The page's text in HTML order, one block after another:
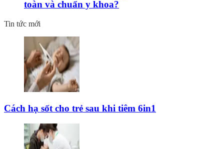
toàn và chuẩn y khoa?
Tin tức mới
Cách hạ sốt cho trẻ sau khi tiêm 6in1